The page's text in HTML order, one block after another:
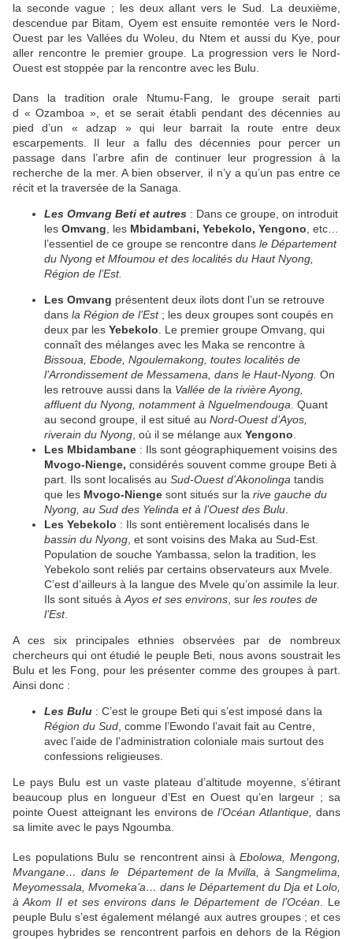
la seconde vague ; les deux allant vers le Sud. La deuxième,
descendue par Bitam, Oyem est ensuite remontée vers le Nord-
Ouest par les Vallées du Woleu, du Ntem et aussi du Kye, pour
aller rencontre le premier groupe. La progression vers le Nord-
Ouest est stoppée par la rencontre avec les Bulu.
Dans la tradition orale Ntumu-Fang, le groupe serait parti
d « Ozamboa », et se serait établi pendant des décennies au
pied d’un « adzap » qui leur barrait la route entre deux
escarpements. Il leur a fallu des décennies pour percer un
passage dans l’arbre afin de continuer leur progression à la
recherche de la mer. A bien observer, il n’y a qu’un pas entre ce
récit et la traversée de la Sanaga.
Les Omvang Beti et autres : Dans ce groupe, on introduit
les Omvang , les Mbidambani, Yebekolo, Yengono , etc…
l’essentiel de ce groupe se rencontre dans le Département
du Nyong et Mfoumou et des localités du Haut Nyong,
Région de l’Est.
Les Omvang présentent deux ilots dont l’un se retrouve
dans la Région de l’Est; les deux groupes sont coupés en
deux par les Yebekolo . Le premier groupe Omvang, qui
connaît des mélanges avec les Maka se rencontre à
Bissoua, Ebode, Ngoulemakong, toutes localités de
l’Arrondissement de Messamena, dans le Haut-Nyong. On
les retrouve aussi dans la Vallée de la rivière Ayong,
affluent du Nyong, notamment à Nguelmendouga . Quant
au second groupe, il est situé au Nord-Ouest d’Ayos,
riverain du Nyong , où il se mélange aux Yengono
Les Mbidambane : Ils sont géographiquement voisins des
Mvogo-Nienge, considérés souvent comme groupe Beti à
part. Ils sont localisés au Sud-Ouest d’Akonolinga tandis
que les Mvogo-Nienge sont situés sur la rive gauche du
Nyong, au Sud des Yelinda et à l’Ouest des Bulu
Les Yebekolo : Ils sont entièrement localisés dans le
bassin du Nyong , et sont voisins des Maka au Sud-Est.
Population de souche Yambassa, selon la tradition, les
Yebekolo sont reliés par certains observateurs aux Mvele.
C’est d’ailleurs à la langue des Mvele qu’on assimile la leur.
Ils sont situés à Ayos et ses environs , sur les routes de
l’Est.
A ces six principales ethnies observées par de nombreux
chercheurs qui ont étudié le peuple Beti, nous avons soustrait les
Bulu et les Fong, pour les présenter comme des groupes à part.
Ainsi donc :
Les Bulu : C’est le groupe Beti qui s’est imposé dans la
Région du Sud , comme l’Ewondo l’avait fait au Centre,
avec l’aide de l’administration coloniale mais surtout des
confessions religieuses.
Le pays Bulu est un vaste plateau d’altitude moyenne, s’étirant
beaucoup plus en longueur d’Est en Ouest qu’en largeur ; sa
pointe Ouest atteignant les environs del’Océan Atlantique, dans
sa limite avec le pays Ngoumba.
Les populations Bulu se rencontrent ainsi àEbolowa, Mengong,
Mvangane… dans le Département de la Mvilla, à Sangmelima,
Meyomessala, Mvomeka’a… dans le Département du Dja et Lolo,
à Akom II et ses environs dans le Département de l’Océan . Le
peuple Bulu s’est également mélangé aux autres groupes ; et ces
groupes hybrides se rencontrent parfois en dehors de la Région